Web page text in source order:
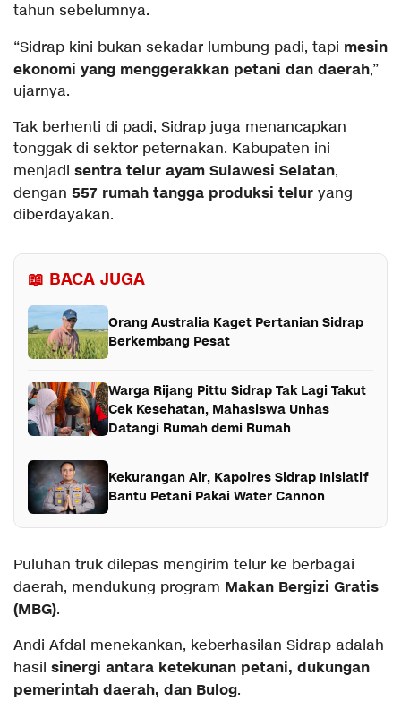
tahun sebelumnya.
“Sidrap kini bukan sekadar lumbung padi, tapi mesin
ekonomi yang menggerakkan petani dan daerah,”
ujarnya.
Tak berhenti di padi, Sidrap juga menancapkan
tonggak di sektor peternakan. Kabupaten ini
menjadi sentra telur ayam Sulawesi Selatan,
dengan 557 rumah tangga produksi telur yang
diberdayakan.
📖 BACA JUGA
Orang Australia Kaget Pertanian Sidrap
Berkembang Pesat
Warga Rijang Pittu Sidrap Tak Lagi Takut
Cek Kesehatan, Mahasiswa Unhas
Datangi Rumah demi Rumah
Kekurangan Air, Kapolres Sidrap Inisiatif
Bantu Petani Pakai Water Cannon
Puluhan truk dilepas mengirim telur ke berbagai
daerah, mendukung program Makan Bergizi Gratis
(MBG).
Andi Afdal menekankan, keberhasilan Sidrap adalah
hasil sinergi antara ketekunan petani, dukungan
pemerintah daerah, dan Bulog.